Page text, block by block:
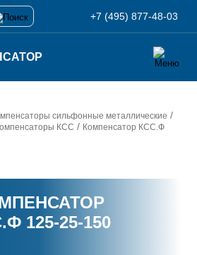
+7 (495) 877-48-03
сильфонные металлические /
КСС / Компенсатор КСС.Ф
125-25-150